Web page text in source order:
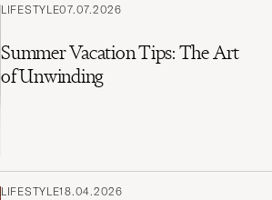
LIFESTYLE07.07.2026
Summer Vacation Tips: The Art
of Unwinding
LIFESTYLE18.04.2026